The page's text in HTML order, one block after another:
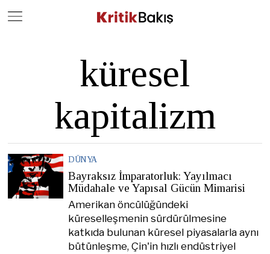
küresel
kapitalizm
DÜNYA
Bayraksız İmparatorluk: Yayılmacı
Müdahale ve Yapısal Gücün Mimarisi
Amerikan öncülüğündeki
küreselleşmenin sürdürülmesine
katkıda bulunan küresel piyasalarla aynı
bütünleşme, Çin'in hızlı endüstriyel